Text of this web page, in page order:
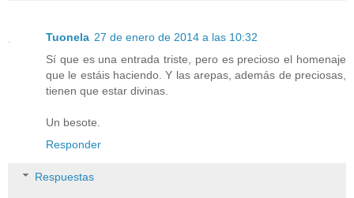
Tuonela 27 de enero de 2014 a las 10:32
Sí que es una entrada triste, pero es precioso el homenaje
que le estáis haciendo. Y las arepas, además de preciosas,
tienen que estar divinas.
Un besote.
Responder
Respuestas